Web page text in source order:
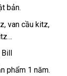
bản.
van cầu kitz,
phẩm 1 năm.